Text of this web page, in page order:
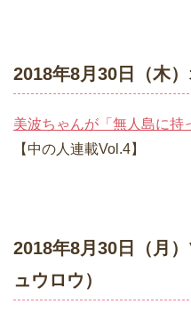
2018年8月30日（木
美波ちゃんが「無人島に持
【中の人連載Vol.4】
2018年8月30日（月
ュウロウ）